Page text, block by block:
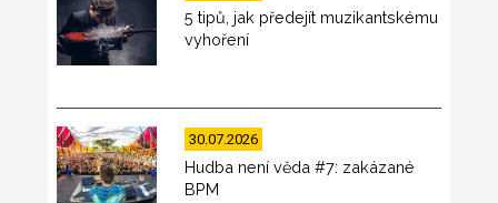
5 tipů, jak předejít muzikantskému
vyhoření
30.07.2026
Hudba není věda #7: zakázané
BPM